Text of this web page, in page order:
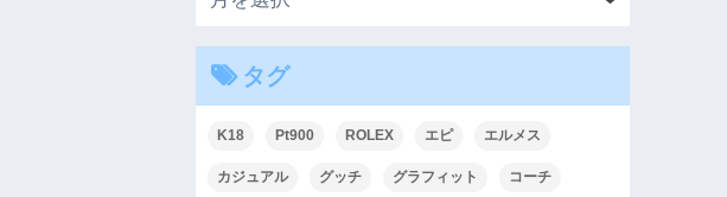
タグ
K18 Pt900 ROLEX エピ エルメス
カジュアル グッチ グラフィット コーチ